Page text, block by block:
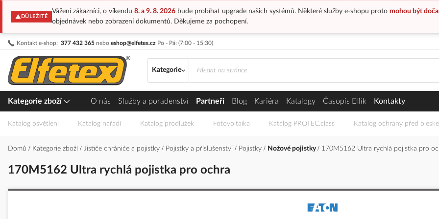
DŮLEŽITÉ
Vážení zákazníci, o víkendu 8. a 9. 8. 2026bude probíhat upgrade našich systémů. Některé služby e-shopu proto mohou být
objednávek nebo zobrazení dokumentů. Děkujeme za pochopení.
Kontakt e-shop: 377 432 365 nebo eshop@elfetex.cz Po - Pá: (7:00 - 15:30)
Přejít
obsah
Kategorie
Kategorie zboží O nás Služby a poradenství Partneři Blog Kariéra Katalogy Časopis Elfík Kontakty
Katalog osvětlení Katalog nářadí Katalog prodlužek Fotovoltaika Katalog PROTEC.class Katalog ochrany před
Domů Kategorie zboží Jističe chrániče a pojistky Pojistky a příslušenství Pojistky Nožové pojistky 170M5162 Ultra rychlá pojistka pro
170M5162 Ultra rychlá pojistka pro ochra